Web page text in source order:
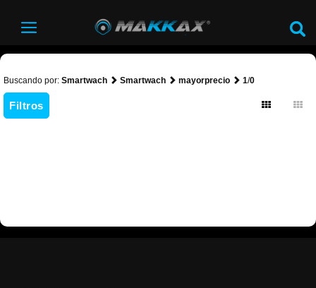
Buscando por: Smartwach Smartwach mayorprecio 1/0
Filtros